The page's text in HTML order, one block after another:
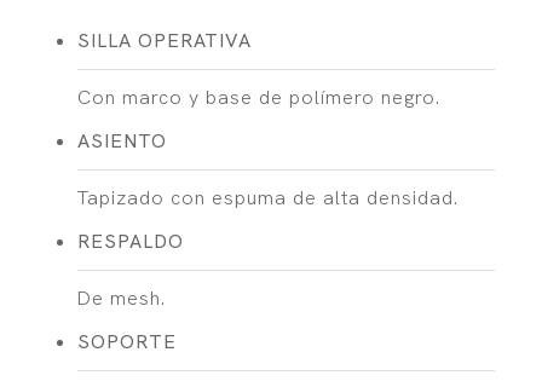
SILLA OPERATIVA
Con marco y base de polímero negro.
ASIENTO
Tapizado con espuma de alta densidad.
RESPALDO
De mesh.
SOPORTE